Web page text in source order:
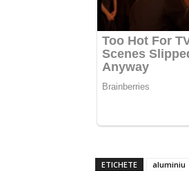
ETICHETE aluminiu